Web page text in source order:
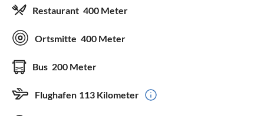
Restaurant 400 Meter
Ortsmitte 400 Meter
Bus 200 Meter
Flughafen 113 Kilometer